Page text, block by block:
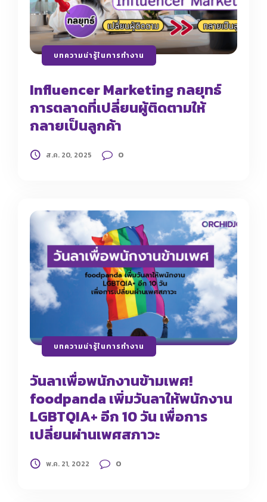
บทความน่ารู้ในการทำงาน
Influencer Marketing กลยุทธ์
การตลาดที่เปลี่ยนผู้ติดตามให้
กลายเป็นลูกค้า
ส.ค. 20, 2025 0
บทความน่ารู้ในการทำงาน
วันลาเพื่อพนักงานข้ามเพศ!
foodpanda เพิ่มวันลาให้พนักงาน
LGBTQIA+ อีก 10 วัน เพื่อการ
เปลี่ยนผ่านเพศสภาวะ
พ.ค. 21, 2022 0